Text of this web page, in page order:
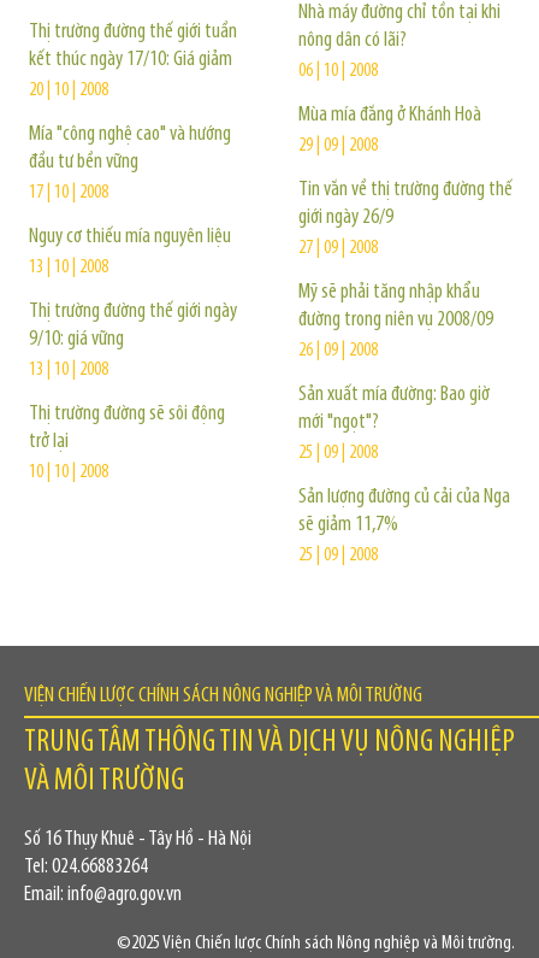
Thị trường đường thế giới tuần
kết thúc ngày 17/10: Giá giảm
20 | 10 | 2008
Mía "công nghệ cao" và hướng
đầu tư bền vững
17 | 10 | 2008
Nguy cơ thiếu mía nguyên liệu
13 | 10 | 2008
Thị trường đường thế giới ngày
9/10: giá vững
13 | 10 | 2008
Thị trường đường sẽ sôi động
trở lại
10 | 10 | 2008
Nhà máy đường chỉ tồn tại khi
nông dân có lãi?
06 | 10 | 2008
Mùa mía đắng ở Khánh Hoà
29 | 09 | 2008
Tin vắn về thị trường đường thế
giới ngày 26/9
27 | 09 | 2008
Mỹ sẽ phải tăng nhập khẩu
đường trong niên vụ 2008/09
26 | 09 | 2008
Sản xuất mía đường: Bao giờ
mới "ngọt"?
25 | 09 | 2008
Sản lượng đường củ cải của Nga
sẽ giảm 11,7%
25 | 09 | 2008
VIỆN CHIẾN LƯỢC CHÍNH SÁCH NÔNG NGHIỆP VÀ MÔI TRƯỜNG
TRUNG TÂM THÔNG TIN VÀ DỊCH VỤ NÔNG NGHIỆP
VÀ MÔI TRƯỜNG
Số 16 Thụy Khuê - Tây Hồ - Hà Nội
Tel: 024.66883264
Email: info@agro.gov.vn
©2025 Viện Chiến lược Chính sách Nông nghiệp và Môi trường.